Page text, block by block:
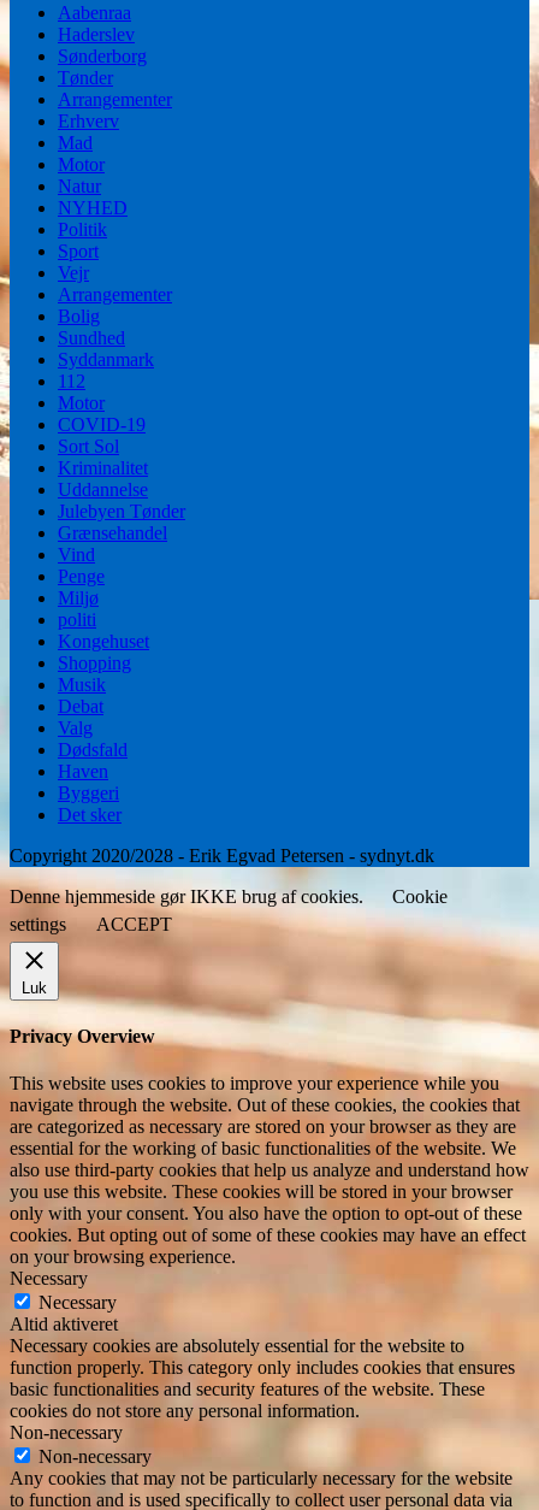
Aabenraa
Haderslev
Sønderborg
Tønder
Arrangementer
Erhverv
Mad
Motor
Natur
NYHED
Politik
Sport
Vejr
Arrangementer
Bolig
Sundhed
Syddanmark
112
Motor
COVID-19
Sort Sol
Kriminalitet
Uddannelse
Julebyen Tønder
Grænsehandel
Vind
Penge
Miljø
politi
Kongehuset
Shopping
Musik
Debat
Valg
Dødsfald
Haven
Byggeri
Det sker
Copyright 2020/2028 - Erik Egvad Petersen - sydnyt.dk
Denne hjemmeside gør IKKE brug af cookies.
Cookie
settings
ACCEPT
Luk
Privacy Overview
This website uses cookies to improve your experience while you
navigate through the website. Out of these cookies, the cookies that
are categorized as necessary are stored on your browser as they are
essential for the working of basic functionalities of the website. We
also use third-party cookies that help us analyze and understand how
you use this website. These cookies will be stored in your browser
only with your consent. You also have the option to opt-out of these
cookies. But opting out of some of these cookies may have an effect
on your browsing experience.
Necessary
Necessary
Altid aktiveret
Necessary cookies are absolutely essential for the website to
function properly. This category only includes cookies that ensures
basic functionalities and security features of the website. These
cookies do not store any personal information.
Non-necessary
Non-necessary
Any cookies that may not be particularly necessary for the website
to function and is used specifically to collect user personal data via